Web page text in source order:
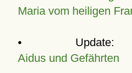
Maria vom heiligen
•
Aidus und Gefährten